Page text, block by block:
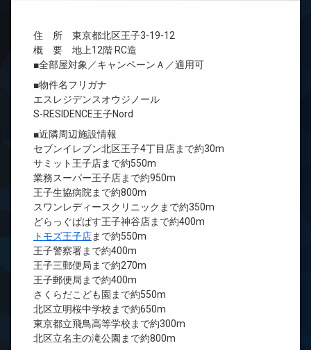
住 所 東京都北区王子3-19-12
概 要 地上12階 RC造
■全部屋対象／キャンペーンＡ／適用可
■物件名フリガナ
エスレジデンスオウジノール
S-RESIDENCE王子Nord
■近隣周辺施設情報
セブンイレブン北区王子4丁目店まで約30m
サミット王子店まで約550m
業務スーパー王子店まで約950m
王子生協病院まで約800m
スワンレディースクリニックまで約350m
どらっぐぱぱす王子神谷店まで約400m
トモズ王子店まで約550m
王子警察署まで約400m
王子三郵便局まで約270m
王子郵便局まで約400m
さくらだこども園まで約550m
北区立明桜中学校まで約650m
東京都立飛鳥高等学校まで約300m
北区立名主の滝公園まで約800m